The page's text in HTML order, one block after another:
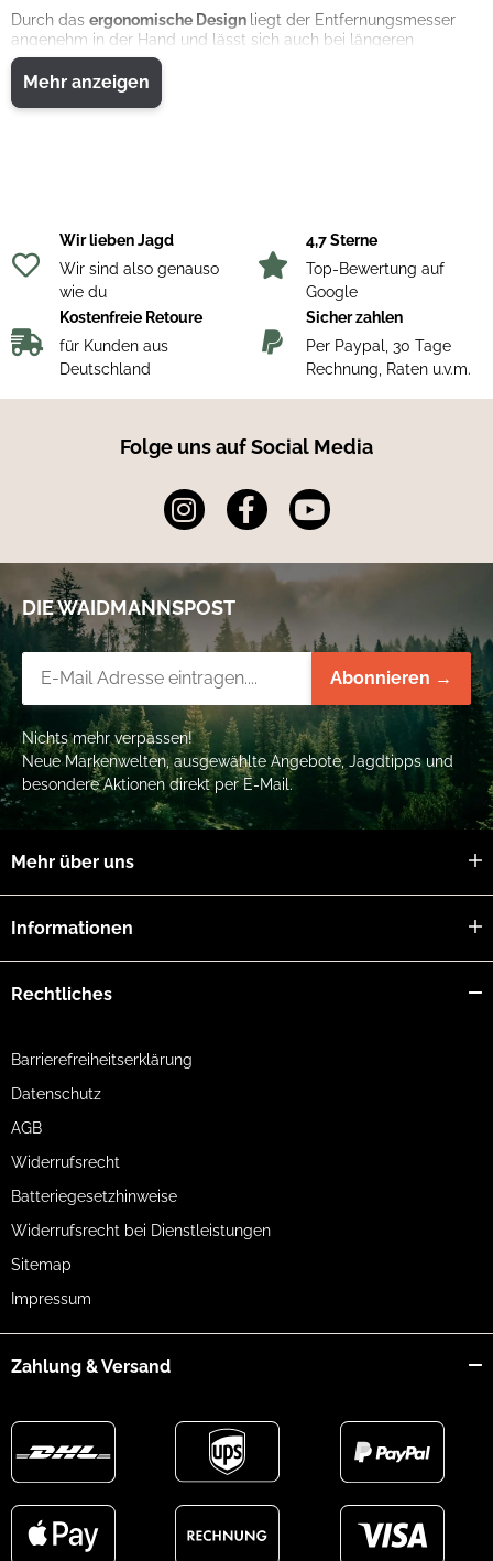
Durch das ergonomische Design liegt der Entfernungsmesser
angenehm in der Hand und lässt sich auch bei längeren
Einsätzen komfortabel bedienen. Die klare und gut ablesbare
Anzeigeerleichtert das schnelle Erfassen wichtiger Messdaten
selbst bei schwierigen Lichtverhältnissen. Dank der
Mehr anzeigen
Wir lieben Jagd
Wir sind also genauso
wie du
4,7 Sterne
Top-Bewertung auf
Google
Kostenfreie Retoure
für Kunden aus
Deutschland
Sicher zahlen
Per Paypal, 30 Tage
Rechnung, Raten u.v.m.
Folge uns auf Social Media
DIE WAIDMANNSPOST
Abonnieren →
Nichts mehr verpassen!
Neue Markenwelten, ausgewählte Angebote, Jagdtipps und
besondere Aktionen direkt per E-Mail.
Mehr über uns
Informationen
Rechtliches
Barrierefreiheitserklärung
Datenschutz
AGB
Widerrufsrecht
Batteriegesetzhinweise
Widerrufsrecht bei Dienstleistungen
Sitemap
Impressum
Zahlung & Versand